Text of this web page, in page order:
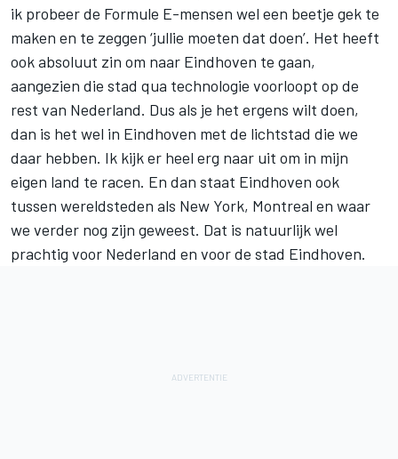
ik probeer de Formule E-mensen wel een beetje gek te
maken en te zeggen ‘jullie moeten dat doen’. Het heeft
ook absoluut zin om naar Eindhoven te gaan,
aangezien die stad qua technologie voorloopt op de
rest van Nederland. Dus als je het ergens wilt doen,
dan is het wel in Eindhoven met de lichtstad die we
daar hebben. Ik kijk er heel erg naar uit om in mijn
eigen land te racen. En dan staat Eindhoven ook
tussen wereldsteden als New York, Montreal en waar
we verder nog zijn geweest. Dat is natuurlijk wel
prachtig voor Nederland en voor de stad Eindhoven.